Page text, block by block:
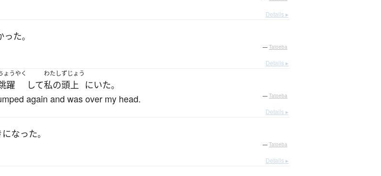
Details ▸
った。
— Tatoeba
Details ▸
ょうやく
躍 して
わたし
私の
ずじょう
頭上 にいた。
again and was over my head. — Tatoeba
Details ▸
なった。
— Tatoeba
Details ▸